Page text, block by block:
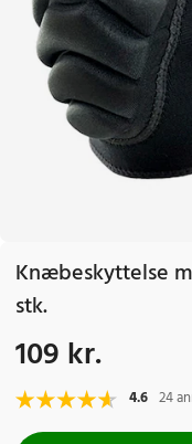
Knæbeskyttelse
stk.
Pris:109 kr.
109 kr.
4.6 24